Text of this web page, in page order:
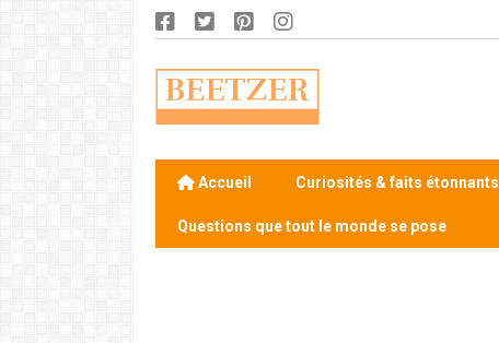
Accueil Curiosités & faits étonnants
Questions que tout le monde se pose